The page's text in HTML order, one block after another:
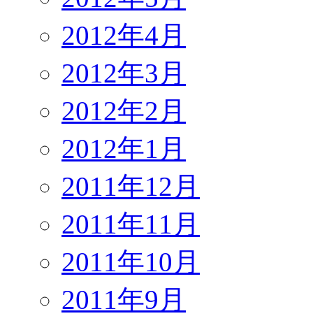
2012年4月
2012年3月
2012年2月
2012年1月
2011年12月
2011年11月
2011年10月
2011年9月